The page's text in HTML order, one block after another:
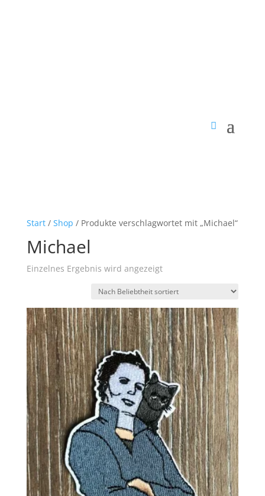
Start/ Shop / Produkte verschlagwortet mit „Michael“
Michael
Einzelnes Ergebnis wird angezeigt